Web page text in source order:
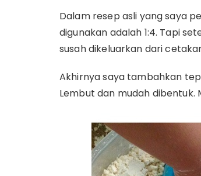
Dalam resep asli yang saya
digunakan adalah 1:4. Tapi
susah dikeluarkan dari
Akhirnya saya tambahkan
Lembut dan mudah dibentuk.